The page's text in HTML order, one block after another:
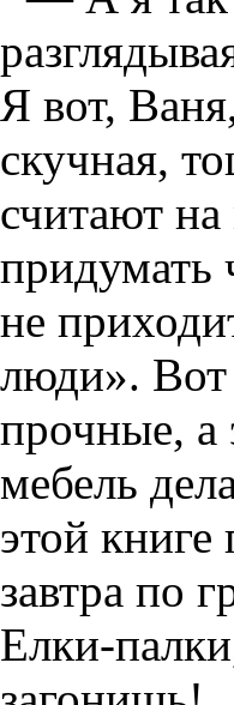
Я вот,
скучная,
считают
придумать
не
люди». Вот
прочные, а
мебель
этой книге
завтра по
Елки-